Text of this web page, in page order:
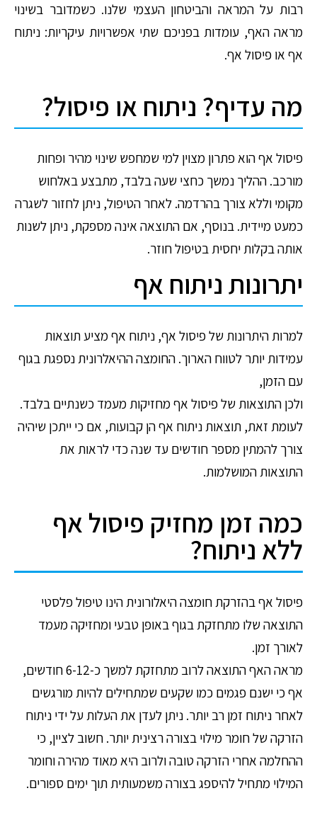
רבות על המראה והביטחון העצמי שלנו. כשמדובר בשינוי
מראה האף, עומדות בפניכם שתי אפשרויות עיקריות: ניתוח
אף או פיסול אף.
מה עדיף? ניתוח או פיסול?
פיסול אף הוא פתרון מצוין למי שמחפש שינוי מהיר ופחות
מורכב. ההליך נמשך כחצי שעה בלבד, מתבצע באלחוש
מקומי וללא צורך בהרדמה. לאחר הטיפול, ניתן לחזור לשגרה
כמעט מיידית. בנוסף, אם התוצאה אינה מספקת, ניתן לשנות
אותה בקלות יחסית בטיפול חוזר.
יתרונות ניתוח אף
למרות היתרונות של פיסול אף, ניתוח אף מציע תוצאות
עמידות יותר לטווח הארוך. החומצה ההיאלרונית נספגת בגוף
עם הזמן,
ולכן התוצאות של פיסול אף מחזיקות מעמד כשנתיים בלבד.
לעומת זאת, תוצאות ניתוח אף הן קבועות, אם כי ייתכן שיהיה
צורך להמתין מספר חודשים עד שנה כדי לראות את
התוצאות המושלמות.
כמה זמן מחזיק פיסול אף
ללא ניתוח?
פיסול אף בהזרקת חומצה היאלורונית הינו טיפול פלסטי
התוצאה שלו מתחזקת בגוף באופן טבעי ומחזיקה מעמד
לאורך זמן.
מראה האף התוצאה לרוב מתחזקת למשך כ-6-12 חודשים,
אף כי ישנם פגמים כמו שקעים שמתחילים להיות מורגשים
לאחר ניתוח זמן רב יותר. ניתן לעדן את העלות על ידי ניתוח
הזרקה של חומר מילוי בצורה רצינית יותר. חשוב לציין, כי
ההחלמה אחרי הזרקה טובה ולרוב היא מאוד מהירה וחומר
המילוי מתחיל להיספג בצורה משמעותית תוך ימים ספורים.